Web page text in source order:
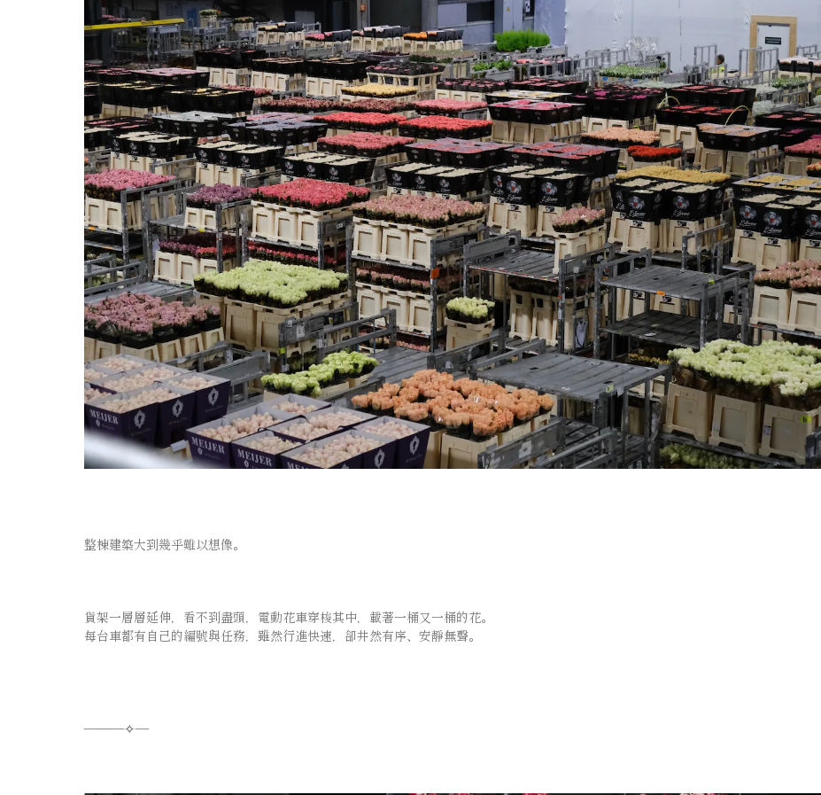
整棟建築大到幾乎難以想像。
貨架一層層延伸，看不到盡頭，電動花車穿梭其中，載著一桶又一桶的花。
每台車都有自己的編號與任務，雖然行進快速，卻井然有序、安靜無聲。
———✧—